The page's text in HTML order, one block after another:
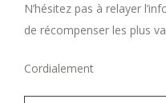
N’hésitez pas à relayer
de récompenser les plus
Cordialement